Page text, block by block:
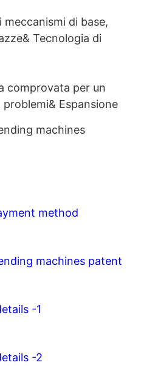
di base,
Tecnologia di
comprovata per un
Espansione